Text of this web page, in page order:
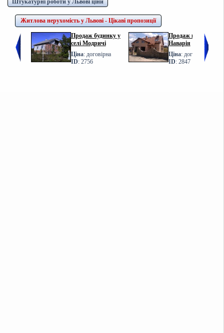
Штукатурні роботи у Львові ціни
Житлова нерухомість у Львові - Цікаві пропозиції
Продаж будинку у
селі Модричі
Ціна: договірна
ID: 2756
Продаж котеджу у с.
Наварія
Ціна: договірна
ID: 2847